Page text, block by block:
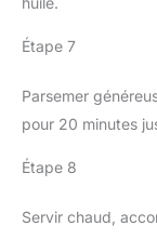
Étape 7
Parsemer
pour 20 minutes
Étape 8
Servir chaud,